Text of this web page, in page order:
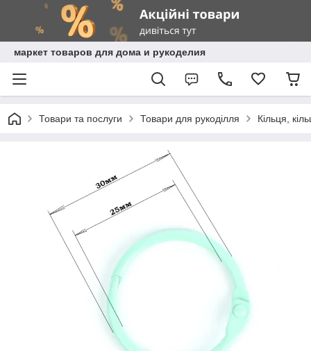
маркет товаров для дома и рукоделия
Товари та послуги Товари для рукоділля Кільця,